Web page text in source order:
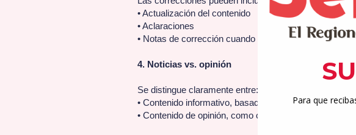
• Actualización del contenido
• Aclaraciones
• Notas de corrección cuando sea necesario
4. Noticias vs. opinión
Se distingue claramente entre:
• Contenido informativo, basado en hechos verificables
• Contenido de opinión, como columnas y editoriales